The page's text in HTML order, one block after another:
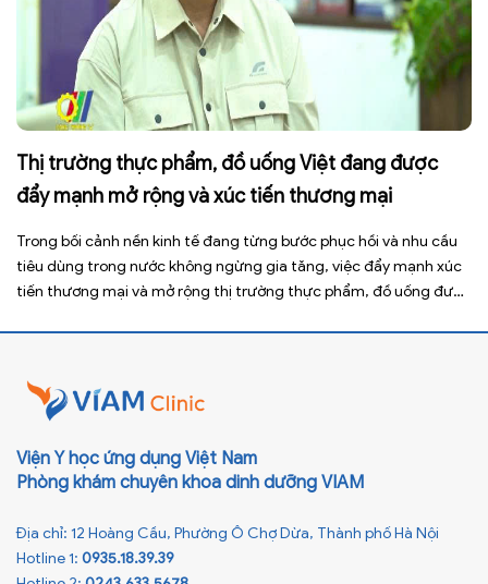
Thị trường thực phẩm, đồ uống Việt đang được
đẩy mạnh mở rộng và xúc tiến thương mại
Trong bối cảnh nền kinh tế đang từng bước phục hồi và nhu cầu
tiêu dùng trong nước không ngừng gia tăng, việc đẩy mạnh xúc
tiến thương mại và mở rộng thị trường thực phẩm, đồ uống được
Viện Y học ứng dụng Việt Nam
Phòng khám chuyên khoa dinh dưỡng VIAM
Địa chỉ: 12 Hoàng Cầu, Phường Ô Chợ Dừa, Thành phố Hà Nội
Hotline 1: 0935.18.39.39